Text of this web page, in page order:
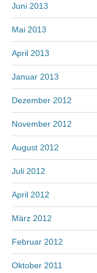
Juni 2013
Mai 2013
April 2013
Januar 2013
Dezember 2012
November 2012
August 2012
Juli 2012
April 2012
März 2012
Februar 2012
Oktober 2011